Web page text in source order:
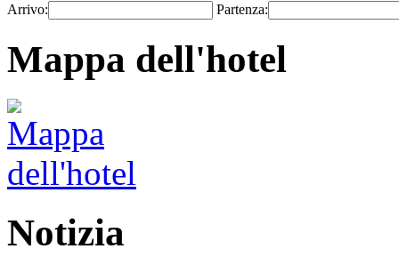
Arrivo: Partenza:
Mappa dell'hotel
Notizia